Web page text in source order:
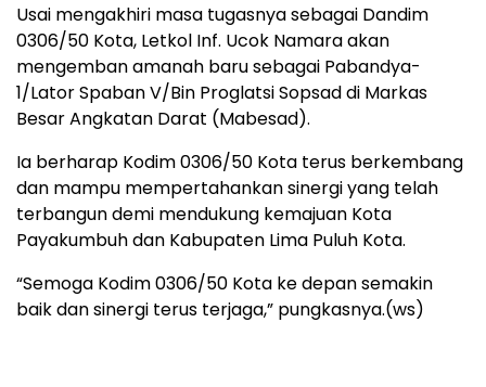
Usai mengakhiri masa tugasnya sebagai Dandim
0306/50 Kota, Letkol Inf. Ucok Namara akan
mengemban amanah baru sebagai Pabandya-
1/Lator Spaban V/Bin Proglatsi Sopsad di Markas
Besar Angkatan Darat (Mabesad).
Ia berharap Kodim 0306/50 Kota terus berkembang
dan mampu mempertahankan sinergi yang telah
terbangun demi mendukung kemajuan Kota
Payakumbuh dan Kabupaten Lima Puluh Kota.
“Semoga Kodim 0306/50 Kota ke depan semakin
baik dan sinergi terus terjaga,” pungkasnya.(ws)